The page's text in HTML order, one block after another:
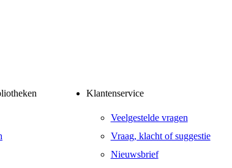
Klantenservice
Veelgestelde vragen
Vraag, klacht of suggestie
Nieuwsbrief